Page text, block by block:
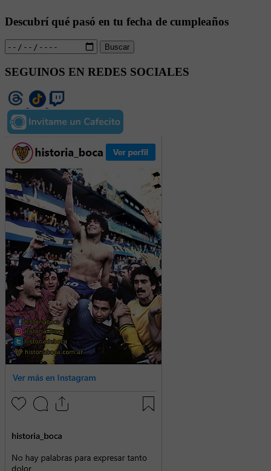
Descubrí qué pasó en tu fecha de cumpleaños
Buscar
SEGUINOS EN REDES SOCIALES